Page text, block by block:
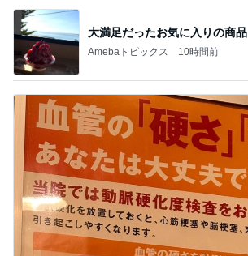
大満足だったお気に入りの商品
Amebaトピックス 10時間前